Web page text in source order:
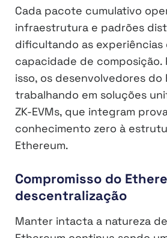
Cada pacote cumulativo
infraestrutura e padrões
dificultando as experiências
capacidade de composição.
isso, os desenvolvedores do
trabalhando em soluções
ZK-EVMs, que integram
conhecimento zero à
Ethereum.
Compromisso do
descentralização
Manter intacta a natureza